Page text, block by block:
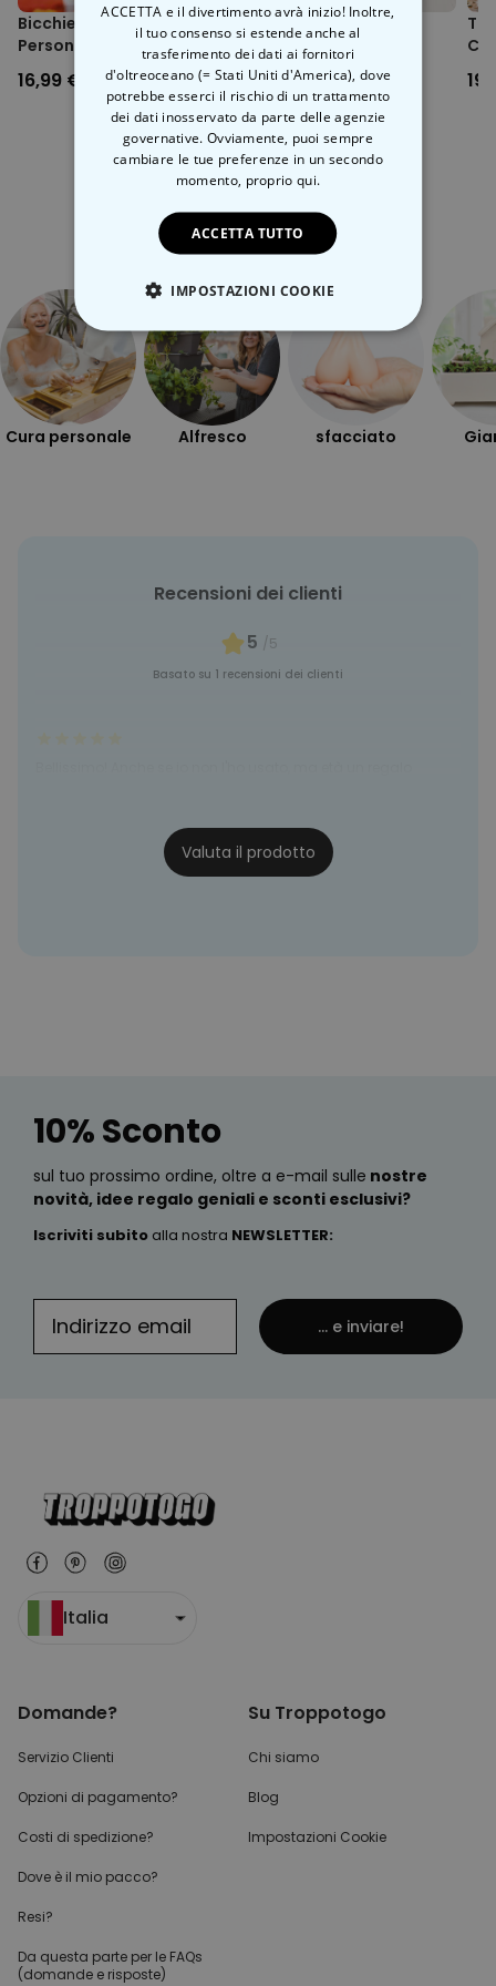
Bicchiere Spritz Aperol
Personalizzato con Nome
16,99 €
La Tazza con il Gatto
14,99 €
Categoria correlata
Scopri l'altra categoria di cose insolite
Cura personale Alfresco sfacciato
Recensioni dei clienti
5 /5
Basato su 1 recensioni dei clienti
Valuta il prodotto
10% Sconto
sul tuo prossimo ordine, oltre a e-mail sulle nostre
novità, idee regalo geniali e sconti esclusivi?
Iscriviti subito alla nostra NEWSLETTER:
... e inviare!
Italia
Domande?
Servizio Clienti
Opzioni di pagamento?
Costi di spedizione?
Dove è il mio pacco?
Resi?
Da questa parte per le FAQs
(domande e risposte)
Su Troppotogo
Chi siamo
Blog
Impostazioni Cookie
ACCETTA e il divertimento avrà inizio! Inoltre,
il tuo consenso si estende anche al
trasferimento dei dati ai fornitori
d'oltreoceano (= Stati Uniti d'America), dove
potrebbe esserci il rischio di un trattamento
dei dati inosservato da parte delle agenzie
governative. Ovviamente, puoi sempre
cambiare le tue preferenze in un secondo
momento, proprio qui.
ACCETTA TUTTO
IMPOSTAZIONI COOKIE
STRETTAMENTE NECESSARIO
PRESTAZIONI
MARKETING